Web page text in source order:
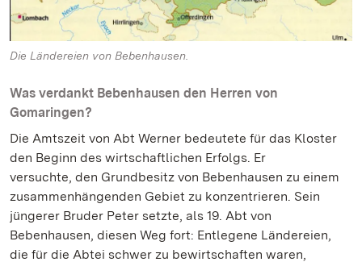
Die Ländereien von Bebenhausen.
Was verdankt Bebenhausen den Herren von
Gomaringen?
Die Amtszeit von Abt Werner bedeutete für das Kloster
den Beginn des wirtschaftlichen Erfolgs. Er
versuchte, den Grundbesitz von Bebenhausen zu einem
zusammenhängenden Gebiet zu konzentrieren. Sein
jüngerer Bruder Peter setzte, als 19. Abt von
Bebenhausen, diesen Weg fort: Entlegene Ländereien,
die für die Abtei schwer zu bewirtschaften waren,